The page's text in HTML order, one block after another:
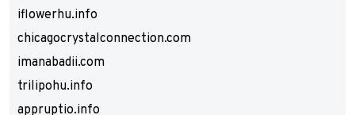
iflowerhu.info
chicagocrystalconnection.com
imanabadii.com
trilipohu.info
appruptio.info